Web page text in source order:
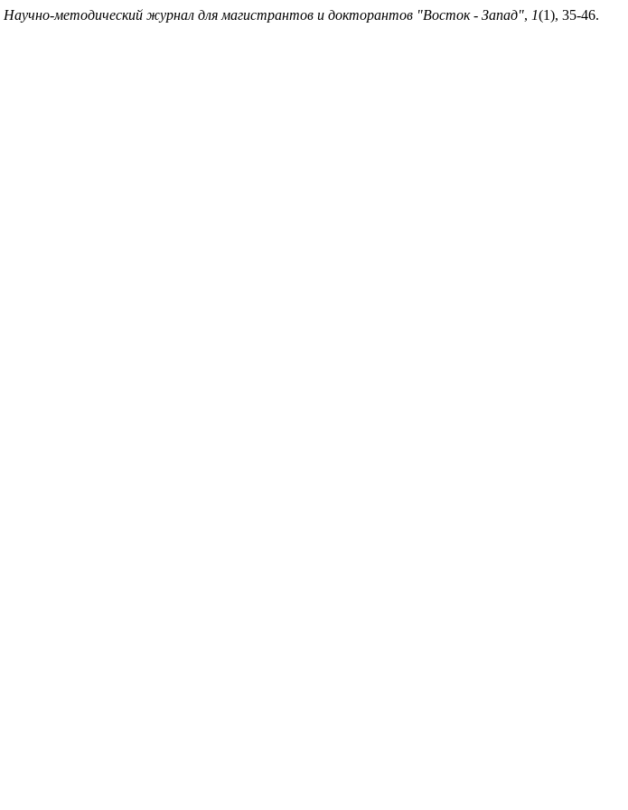
Научно-методический журнал для магистрантов и докторантов "Восток - Запад", 1(1), 35-46.